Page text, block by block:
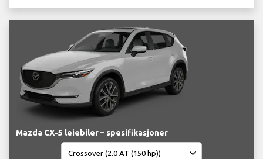
Mazda CX-5 leiebiler – spesifikasjoner